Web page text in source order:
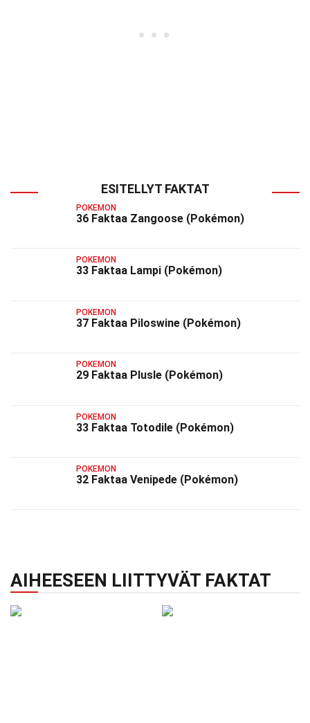
ESITELLYT FAKTAT
POKEMON
36 Faktaa Zangoose (Pokémon)
POKEMON
33 Faktaa Lampi (Pokémon)
POKEMON
37 Faktaa Piloswine (Pokémon)
POKEMON
29 Faktaa Plusle (Pokémon)
POKEMON
33 Faktaa Totodile (Pokémon)
POKEMON
32 Faktaa Venipede (Pokémon)
AIHEESEEN LIITTYVÄT FAKTAT